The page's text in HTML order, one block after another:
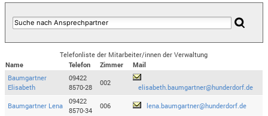
Telefonliste der Mitarbeiter/innen der Verwaltung
Name
Telefon Zimmer
Mail
Baumgartner
Elisabeth
09422
8570-28
002
elisabeth.baumgartner@hunderdorf.de
Baumgartner Lena
09422
8570-34
006 lena.baumgartner@hunderdorf.de